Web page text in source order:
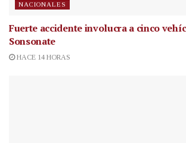
NACIONALES
Fuerte accidente involucra a cinco
Sonsonate
HACE 14 HORAS